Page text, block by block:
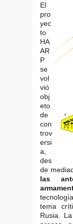
El
pro
yec
to
HA
AR
P
se
vol
vió
obj
eto
de
con
trov
ersi
a,
des
de
las
tema
Rusia.